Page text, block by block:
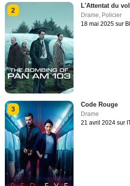
2
L'Attentat du
Drame Policier
18 mai 2025 sur
3
Code Rouge
Drame
21 avril 2024 sur